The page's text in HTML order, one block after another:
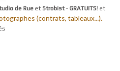
de Rue et Strobist- GRATUITS! et
(contrats, tableaux...).